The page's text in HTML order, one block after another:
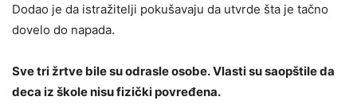
Dodao je da istražitelji pokušavaju da utvrde šta je tačno
dovelo do napada.
Sve tri žrtve bile su odrasle osobe. Vlasti su saopštile da
deca iz škole nisu fizički povređena.